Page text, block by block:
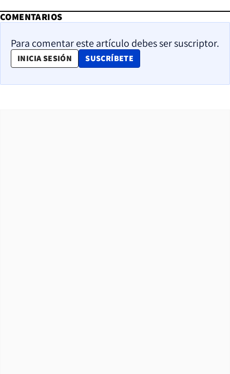
COMENTARIOS
Para comentar este artículo debes ser suscriptor.
INICIA SESIÓN SUSCRÍBETE
OPENS IN NEW WINDOW